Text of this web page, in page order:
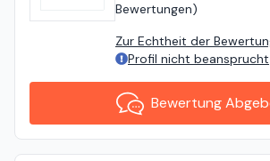
Bewertungen)
Zur Echtheit der
Profil nicht beansprucht
Bewertung